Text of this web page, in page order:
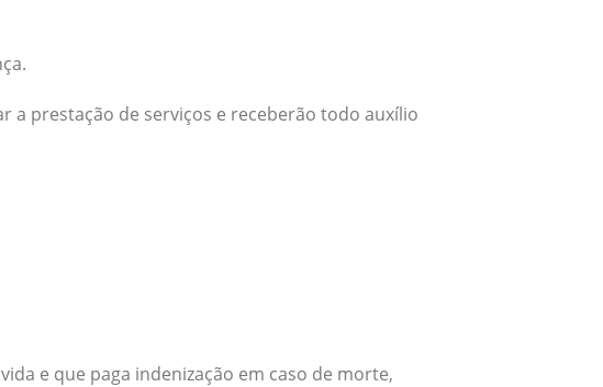
a prestação de serviços e receberão todo auxílio
e que paga indenização em caso de morte,